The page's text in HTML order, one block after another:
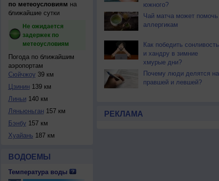
по метеоусловиям на
ближайшие сутки
Не ожидается
задержек по
метеоусловиям
Погода по ближайшим
аэропортам
Сюйчжоу 39 км
Цзинин 139 км
Линьи 140 км
Ляньюньган 157 км
Бэнбу 157 км
Хуайань 187 км
ВОДОЕМЫ
Температура воды
южного?
Чай матча может помочь
аллергикам
Как победить сонливость
и хандру в зимние
хмурые дни?
Почему люди делятся на
правшей и левшей?
РЕКЛАМА